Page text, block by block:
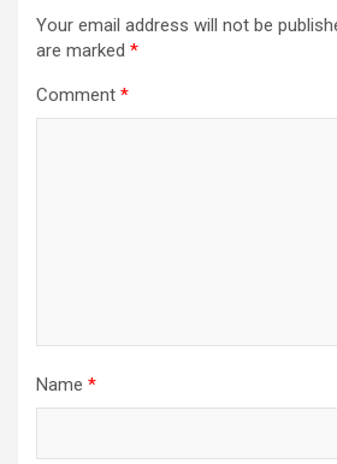
Your email address will not be
are marked *
Comment *
Name *